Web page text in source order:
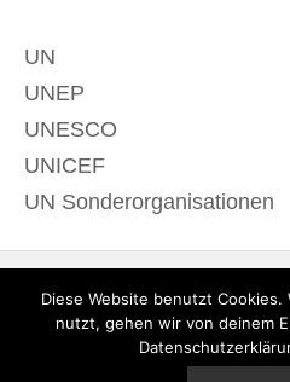
UN
UNEP
UNESCO
UNICEF
UN Sonderorganisationen
Diese Website benutzt
nutzt, gehen wir von deinem